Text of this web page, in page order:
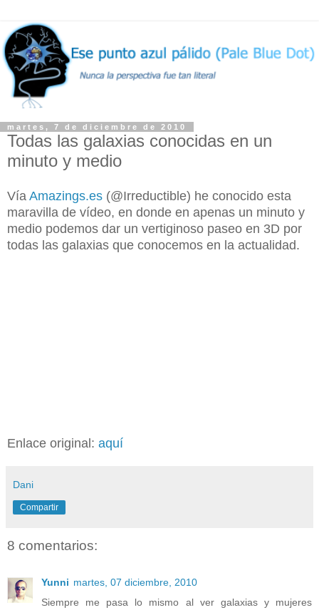
martes, 7 de diciembre de 2010
Todas las galaxias conocidas en un
minuto y medio
Vía Amazings.es (@Irreductible) he conocido esta
maravilla de vídeo, en donde en apenas un minuto y
medio podemos dar un vertiginoso paseo en 3D por
todas las galaxias que conocemos en la actualidad.
Enlace original: aquí
Dani
Compartir
8 comentarios:
Yunni martes, 07 diciembre, 2010
Siempre me pasa lo mismo al ver galaxias y mujeres